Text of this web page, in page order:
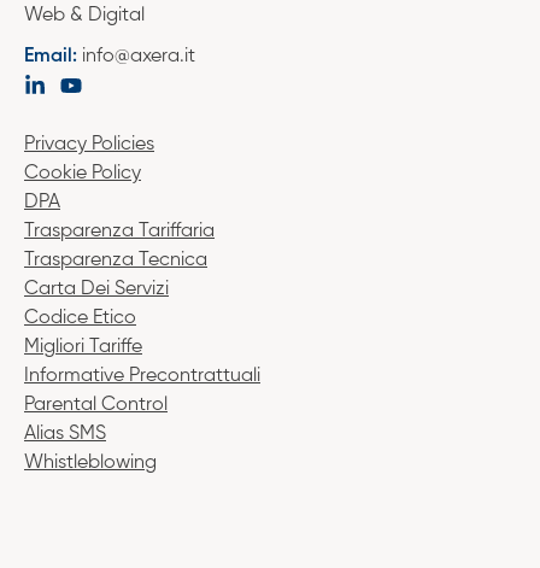
Web & Digital
Email: info@axera.it
Privacy Policies
Cookie Policy
DPA
Trasparenza Tariffaria
Trasparenza Tecnica
Carta Dei Servizi
Codice Etico
Migliori Tariffe
Informative Precontrattuali
Parental Control
Alias SMS
Whistleblowing